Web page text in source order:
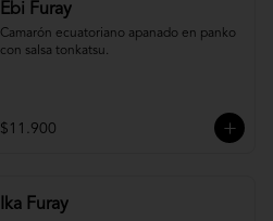
Ebi Furay
Camarón ecuatoriano apanado en panko
con salsa tonkatsu.
$11.900
Ika Furay